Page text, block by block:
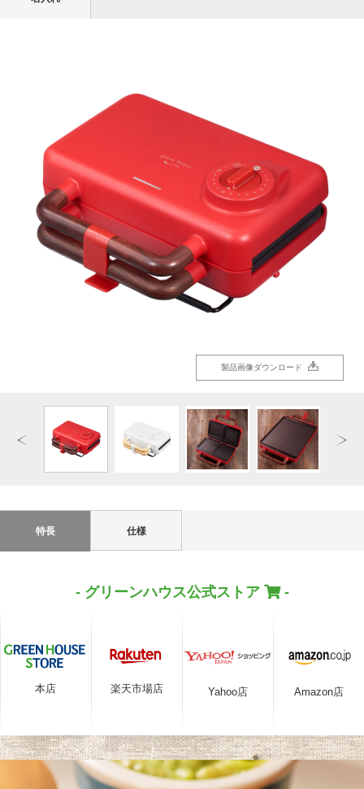
製品画像ダウンロード
製品画像ダウンロード
製品画像ダウンロード
製品画像ダウンロード
製品画像ダウンロード
製品画像ダウンロード
特長 仕様
- グリーンハウス公式ストア -
本店 楽天市場店 Yahoo店 Amazon店